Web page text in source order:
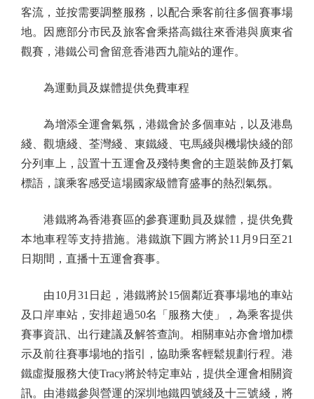
客流，並按需要調整服務，以配合乘客前往多個賽事場
地。因應部分市民及旅客會乘搭高鐵往來香港與廣東省
觀賽，港鐵公司會留意香港西九龍站的運作。
為運動員及媒體提供免費車程
為增添全運會氣氛，港鐵會於多個車站，以及港島
綫、觀塘綫、荃灣綫、東鐵綫、屯馬綫與機場快綫的部
分列車上，設置十五運會及殘特奧會的主題裝飾及打氣
標語，讓乘客感受這場國家級體育盛事的熱烈氣氛。
港鐵將為香港賽區的參賽運動員及媒體，提供免費
本地車程等支持措施。港鐵旗下圓方將於11月9日至21
日期間，直播十五運會賽事。
由10月31日起，港鐵將於15個鄰近賽事場地的車站
及口岸車站，安排超過50名「服務大使」，為乘客提供
賽事資訊、出行建議及解答查詢。相關車站亦會增加標
示及前往賽事場地的指引，協助乘客輕鬆規劃行程。港
鐵虛擬服務大使Tracy將於特定車站，提供全運會相關資
訊。由港鐵參與營運的深圳地鐵四號綫及十三號綫，將